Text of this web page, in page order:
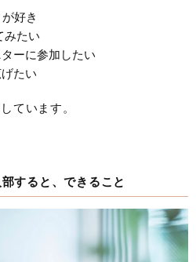
好き
みたい
ーに参加したい
たい
ています。
すると、できること